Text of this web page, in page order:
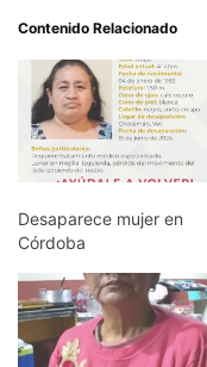
Contenido Relacionado
Desaparece mujer en
Córdoba